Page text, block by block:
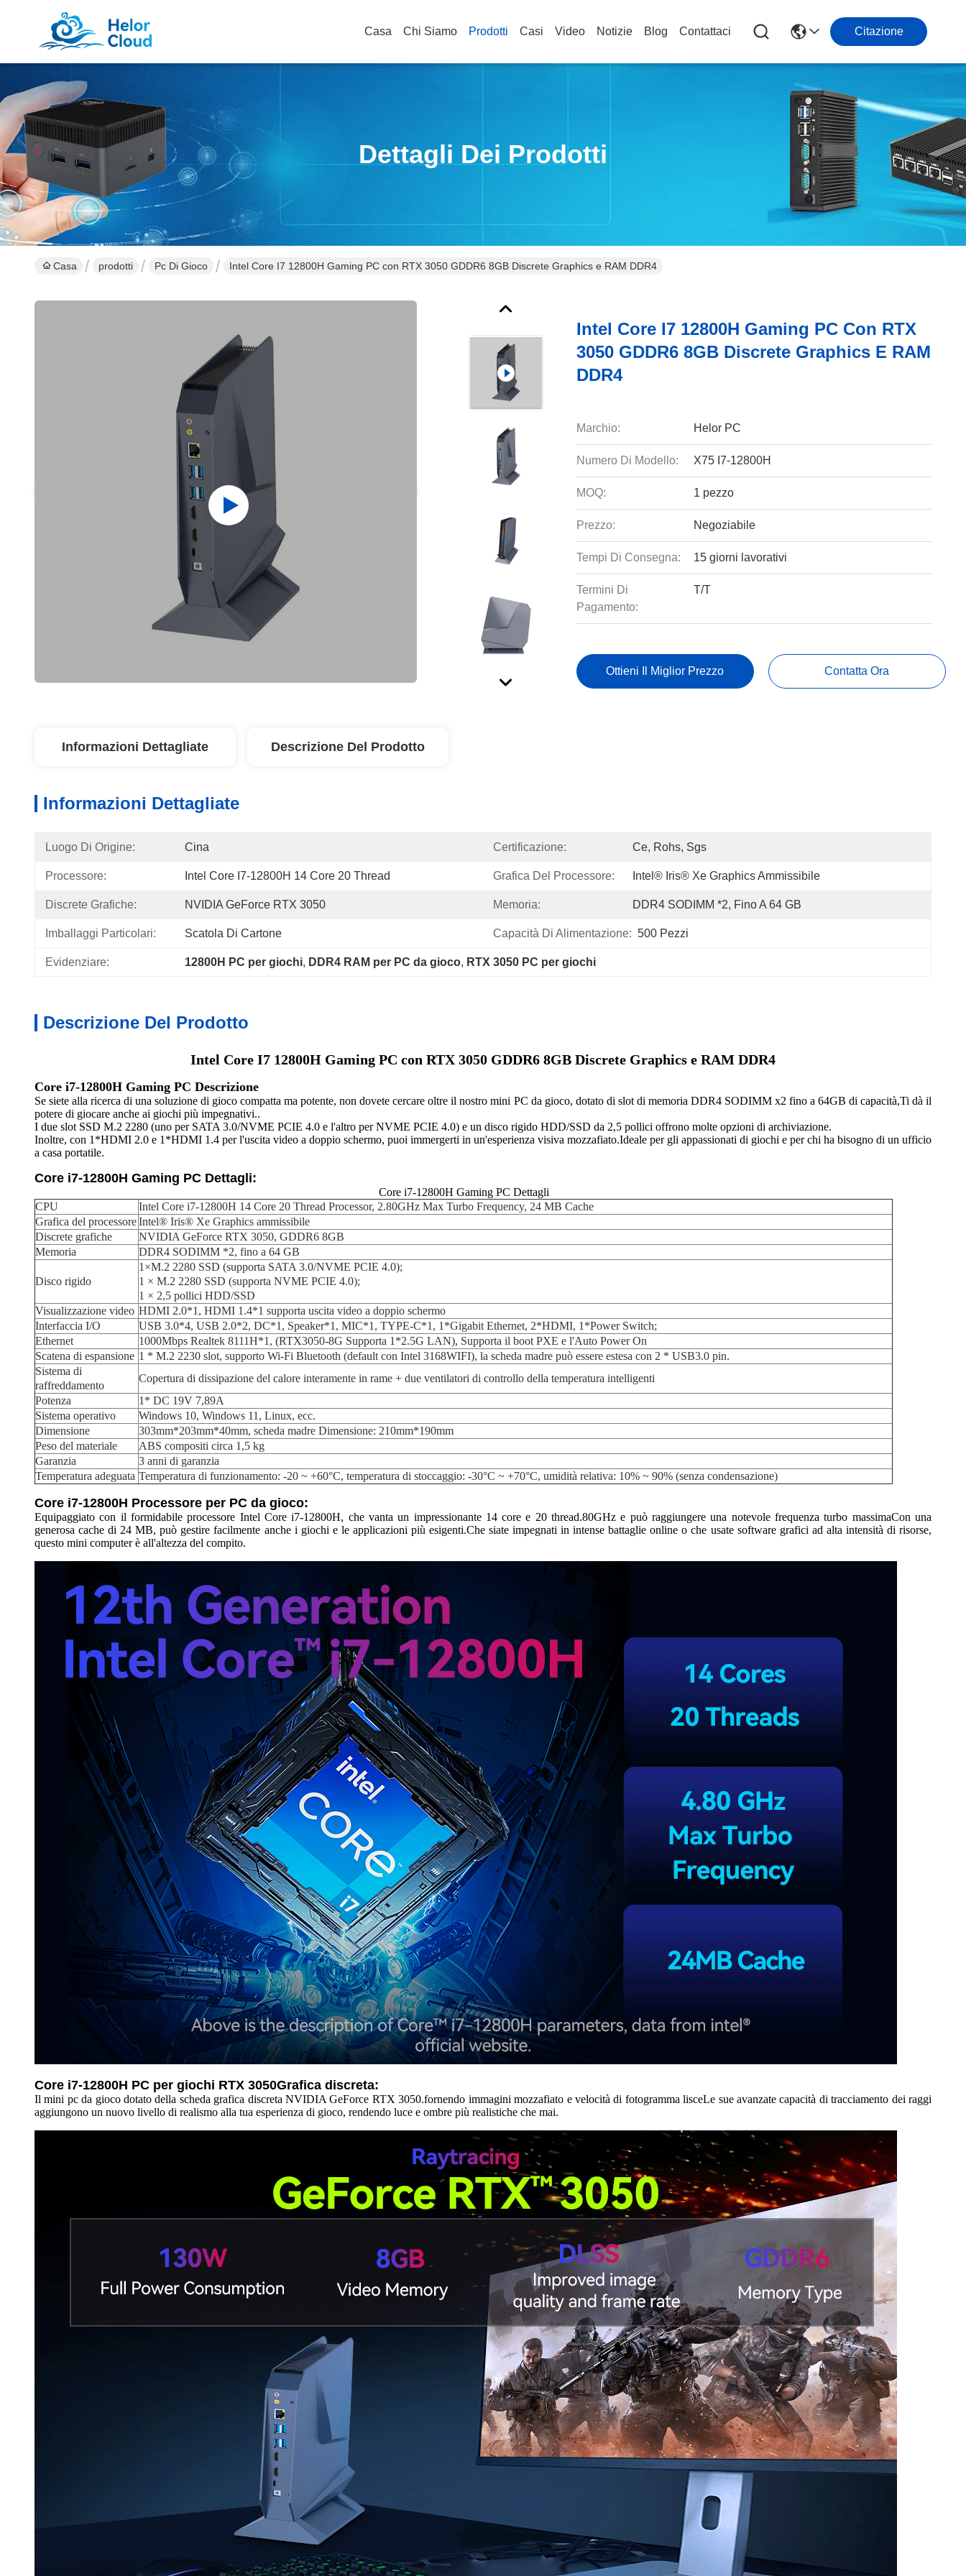
Casa Chi Siamo Prodotti Casi Video Notizie Blog Contattaci Citazione
Dettagli Dei Prodotti
Casa prodotti Pc Di Gioco Intel Core I7 12800H Gaming PC con RTX 3050 GDDR6 8GB Discrete Graphics e RAM DDR4
Intel Core I7 12800H Gaming PC Con RTX
3050 GDDR6 8GB Discrete Graphics E RAM
DDR4
Marchio: Helor PC
Numero Di Modello: X75 I7-12800H
MOQ: 1 pezzo
Prezzo: Negoziabile
Tempi Di Consegna: 15 giorni lavorativi
Termini Di
Pagamento:
T/T
Ottieni Il Miglior Prezzo Contatta Ora
Informazioni Dettagliate Descrizione Del Prodotto
Informazioni Dettagliate
Luogo Di Origine: Cina Certificazione: Ce, Rohs, Sgs
Processore: Intel Core I7-12800H 14 Core 20 Thread Grafica Del Processore: Intel® Iris® Xe Graphics Ammissibile
Discrete Grafiche: NVIDIA GeForce RTX 3050 Memoria: DDR4 SODIMM *2, Fino A 64 GB
Imballaggi Particolari: Scatola Di Cartone Capacità Di Alimentazione: 500 Pezzi
Evidenziare: 12800H PC per giochi, DDR4 RAM per PC da gioco, RTX 3050 PC per giochi
Descrizione Del Prodotto
Intel Core I7 12800H Gaming PC con RTX 3050 GDDR6 8GB Discrete Graphics e RAM DDR4
Core i7-12800H Gaming PC Descrizione
Se siete alla ricerca di una soluzione di gioco compatta ma potente, non dovete cercare oltre il nostro mini PC da gioco, dotato di slot di memoria DDR4 SODIMM x2 fino a 64GB di capacità,Ti dà il
potere di giocare anche ai giochi più impegnativi..
I due slot SSD M.2 2280 (uno per SATA 3.0/NVME PCIE 4.0 e l'altro per NVME PCIE 4.0) e un disco rigido HDD/SSD da 2,5 pollici offrono molte opzioni di archiviazione.
Inoltre, con 1*HDMI 2.0 e 1*HDMI 1.4 per l'uscita video a doppio schermo, puoi immergerti in un'esperienza visiva mozzafiato.Ideale per gli appassionati di giochi e per chi ha bisogno di un ufficio
a casa portatile.
Core i7-12800H Gaming PC Dettagli:
Core i7-12800H Gaming PC Dettagli
CPU
Intel Core i7-12800H 14 Core 20 Thread Processor, 2.80GHz Max Turbo Frequency, 24 MB Cache
Grafica del processoreIntel® Iris® Xe Graphics ammissibile
Discrete grafiche
NVIDIA GeForce RTX 3050, GDDR6 8GB
Memoria
DDR4 SODIMM *2, fino a 64 GB
Disco rigido
1×M.2 2280 SSD (supporta SATA 3.0/NVME PCIE 4.0);
1 × M.2 2280 SSD (supporta NVME PCIE 4.0);
1 × 2,5 pollici HDD/SSD
Visualizzazione video HDMI 2.0*1, HDMI 1.4*1 supporta uscita video a doppio schermo
Interfaccia I/O
USB 3.0*4, USB 2.0*2, DC*1, Speaker*1, MIC*1, TYPE-C*1, 1*Gigabit Ethernet, 2*HDMI, 1*Power Switch;
Ethernet
1000Mbps Realtek 8111H*1, (RTX3050-8G Supporta 1*2.5G LAN), Supporta il boot PXE e l'Auto Power On
Scatena di espansione 1 * M.2 2230 slot, supporto Wi-Fi Bluetooth (default con Intel 3168WIFI), la scheda madre può essere estesa con 2 * USB3.0 pin.
Sistema di
raffreddamento
Copertura di dissipazione del calore interamente in rame + due ventilatori di controllo della temperatura intelligenti
Potenza
1* DC 19V 7,89A
Sistema operativo
Windows 10, Windows 11, Linux, ecc.
Dimensione
303mm*203mm*40mm, scheda madre Dimensione: 210mm*190mm
Peso del materiale
ABS compositi circa 1,5 kg
Garanzia
3 anni di garanzia
Temperatura adeguata Temperatura di funzionamento: -20 ~ +60°C, temperatura di stoccaggio: -30°C ~ +70°C, umidità relativa: 10% ~ 90% (senza condensazione)
Core i7-12800H Processore per PC da gioco:
Equipaggiato con il formidabile processore Intel Core i7-12800H, che vanta un impressionante 14 core e 20 thread.80GHz e può raggiungere una notevole frequenza turbo massimaCon una
generosa cache di 24 MB, può gestire facilmente anche i giochi e le applicazioni più esigenti.Che siate impegnati in intense battaglie online o che usate software grafici ad alta intensità di risorse,
questo mini computer è all'altezza del compito.
Core i7-12800H PC per giochi RTX 3050Grafica discreta:
Il mini pc da gioco dotato della scheda grafica discreta NVIDIA GeForce RTX 3050.fornendo immagini mozzafiato e velocità di fotogramma lisceLe sue avanzate capacità di tracciamento dei raggi
aggiungono un nuovo livello di realismo alla tua esperienza di gioco, rendendo luce e ombre più realistiche che mai.